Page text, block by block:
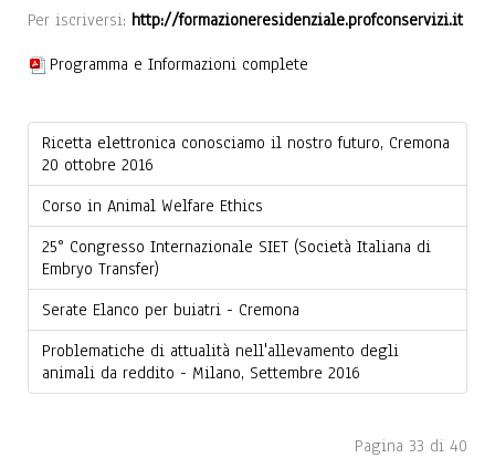
Per iscriversi: http://formazioneresidenziale.profconservizi.it
Programma e Informazioni complete
Ricetta elettronica conosciamo il nostro futuro, Cremona
20 ottobre 2016
Corso in Animal Welfare Ethics
25° Congresso Internazionale SIET (Società Italiana di
Embryo Transfer)
Serate Elanco per buiatri - Cremona
Problematiche di attualità nell'allevamento degli
animali da reddito - Milano, Settembre 2016
Pagina 33 di 40